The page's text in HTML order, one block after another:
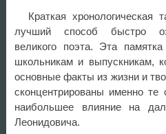
Краткая хронологическая
лучший способ быстро
великого поэта. Эта
школьникам и выпускникам,
основные факты из жизни и
сконцентрированы именно те
наибольшее влияние на
Леонидовича.